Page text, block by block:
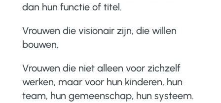
dan hun functie of titel.
Vrouwen die visionair zijn, die willen
bouwen.
Vrouwen die niet alleen voor zichzelf
werken, maar voor hun kinderen, hun
team, hun gemeenschap, hun systeem.